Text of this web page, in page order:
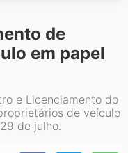
de
em papel
e Licenciamento do
de veículo
de julho.